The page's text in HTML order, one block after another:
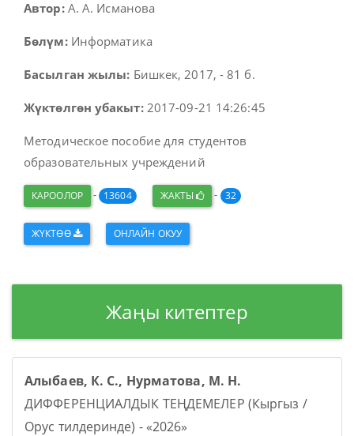
Автор:А. А. Исманова
Бөлүм:Информатика
Басылган жылы: Бишкек, 2017, - 81 б.
Жүктөлгөн убакыт:2017-09-21 14:26:45
Методическое пособие для студентов
образовательных учреждений
КАРООЛОР - 13604 ЖАКТЫ - 32
ЖҮКТӨӨ ОНЛАЙН ОКУУ
Жаңы китептер
Алыбаев, К. С., Нурматова, М. Н.
ДИФФЕРЕНЦИАЛДЫК ТЕҢДЕМЕЛЕР (Кыргыз /
Орус тилдеринде) - «2026»